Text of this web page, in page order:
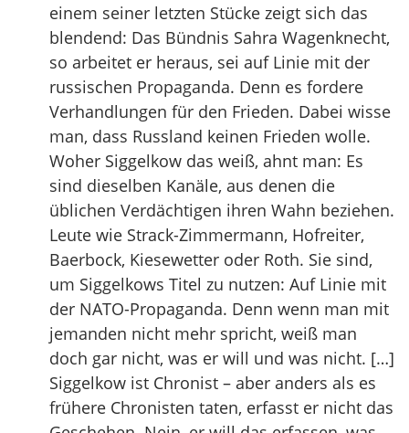
einem seiner letzten Stücke zeigt sich das
blendend: Das Bündnis Sahra Wagenknecht,
so arbeitet er heraus, sei auf Linie mit der
russischen Propaganda. Denn es fordere
Verhandlungen für den Frieden. Dabei wisse
man, dass Russland keinen Frieden wolle.
Woher Siggelkow das weiß, ahnt man: Es
sind dieselben Kanäle, aus denen die
üblichen Verdächtigen ihren Wahn beziehen.
Leute wie Strack-Zimmermann, Hofreiter,
Baerbock, Kiesewetter oder Roth. Sie sind,
um Siggelkows Titel zu nutzen: Auf Linie mit
der NATO-Propaganda. Denn wenn man mit
jemanden nicht mehr spricht, weiß man
doch gar nicht, was er will und was nicht. […]
Siggelkow ist Chronist – aber anders als es
frühere Chronisten taten, erfasst er nicht das